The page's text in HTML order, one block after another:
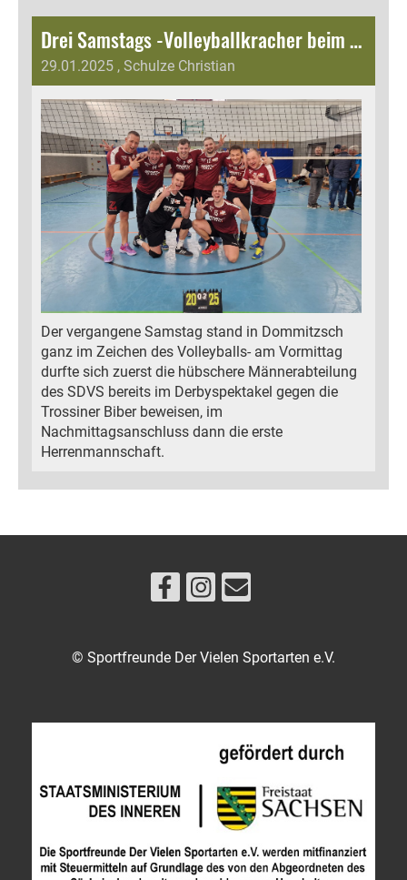
Drei Samstags -Volleyballkracher beim SDVS
29.01.2025 , Schulze Christian
Der vergangene Samstag stand in Dommitzsch
ganz im Zeichen des Volleyballs- am Vormittag
durfte sich zuerst die hübschere Männerabteilung
des SDVS bereits im Derbyspektakel gegen die
Trossiner Biber beweisen, im
Nachmittagsanschluss dann die erste
Herrenmannschaft.
© Sportfreunde Der Vielen Sportarten e.V.